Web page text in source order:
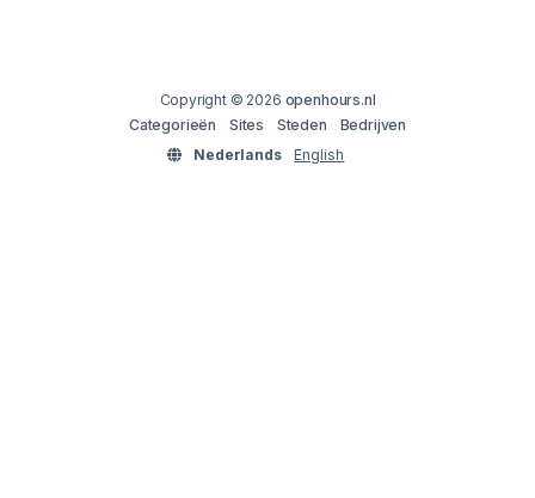
Copyright © 2026 openhours.nl
Categorieën
Sites Steden
Bedrijven
Nederlands
English